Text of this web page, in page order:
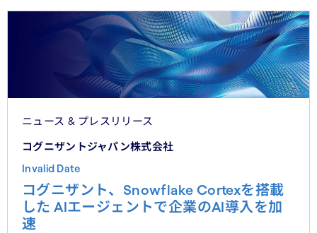
ニュース & プレスリリース
コグニザントジャパン株式会社
Invalid Date
コグニザント、Snowflake Cortexを搭載
した AIエージェントで企業のAI導入を加
速